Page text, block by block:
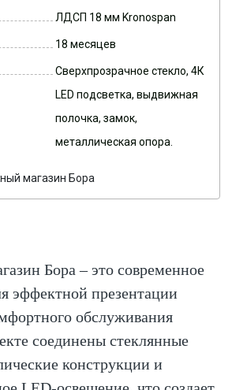
ЛДСП 18 мм Kronospan
18 месяцев
Сверхпрозрачное стекло, 4К
LED подсветка, выдвижная
полочка, замок,
металлическая опора.
Бора – это современное
эффектной презентации
обслуживания
соединены стеклянные
конструкции и